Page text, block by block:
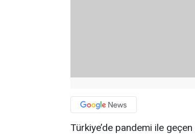
Türkiye’de pandemi ile geçen